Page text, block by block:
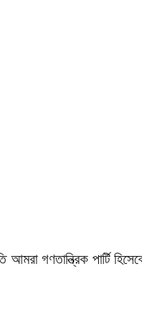
গণতান্ত্রিক পার্টি